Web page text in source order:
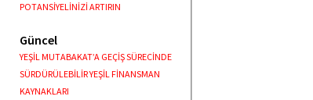
POTANSİYELİNİZİ ARTIRIN
Güncel
YEŞİL MUTABAKAT’A GEÇİŞ SÜRECİNDE
SÜRDÜRÜLEBİLİR YEŞİL FİNANSMAN
KAYNAKLARI